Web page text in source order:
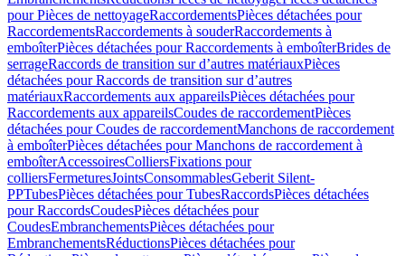
pour Pièces de nettoyageRaccordementsPièces détachées pour
RaccordementsRaccordements à souderRaccordements à
emboîterPièces détachées pour Raccordements à emboîterBrides de
serrageRaccords de transition sur d’autres matériauxPièces
détachées pour Raccords de transition sur d’autres
matériauxRaccordements aux appareilsPièces détachées pour
Raccordements aux appareilsCoudes de raccordementPièces
détachées pour Coudes de raccordementManchons de raccordement
à emboîterPièces détachées pour Manchons de raccordement à
emboîterAccessoiresColliersFixations pour
colliersFermeturesJointsConsommablesGeberit Silent-
PPTubesPièces détachées pour TubesRaccordsPièces détachées
pour RaccordsCoudesPièces détachées pour
CoudesEmbranchementsPièces détachées pour
EmbranchementsRéductionsPièces détachées pour